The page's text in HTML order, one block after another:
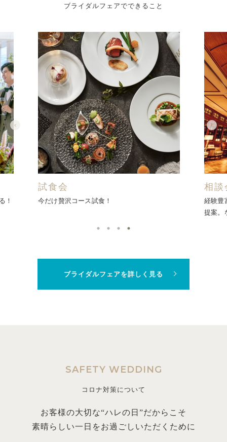
ブライダルフェアでできること
！
試食会
今だけ贅沢コース試食！
相談
経験豊
提案。
ブライダルフェアを詳しく見る
SAFETY WEDDING
コロナ対策について
お客様の大切な“ハレの日”だからこそ
素晴らしい一日をお過ごしいただくために